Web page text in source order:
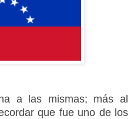
a las mismas; más al
que fue uno de los